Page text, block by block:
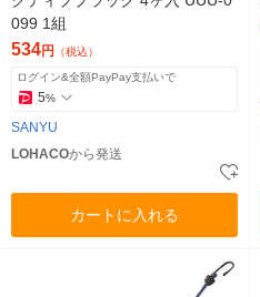
099 1組
534円 （税込）
ログイン&全額PayPay支払いで
5%
SANYU
LOHACOから発送
カートに入れる